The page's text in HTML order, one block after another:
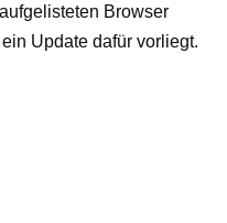
Browser
Update dafür vorliegt.